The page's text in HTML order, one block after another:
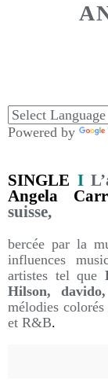
Powered by
SINGLE I
Angela
suisse,
bercée par la
influences
artistes tel que
Hilson,
mélodies
et R&B.